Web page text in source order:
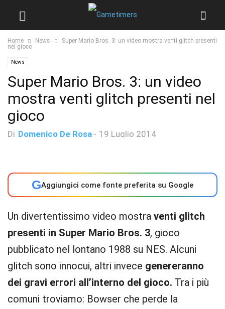
Home News
Super Mario Bros. 3: un video mostra venti glitch presenti
nel gioco
News
Super Mario Bros. 3: un video
mostra venti glitch presenti nel
gioco
Di Domenico De Rosa - 19 Luglio 2014
GAggiungici come fonte preferita su Google
Un divertentissimo video mostra venti glitch
presenti in Super Mario Bros. 3, gioco
pubblicato nel lontano 1988 su NES. Alcuni
glitch sono innocui, altri invece genereranno
dei gravi errori all’interno del gioco. Tra i più
comuni troviamo: Bowser che perde la